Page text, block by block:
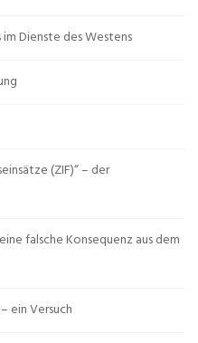
im Dienste des Westens
(ZIF)“ – der
falsche Konsequenz aus dem
ein Versuch